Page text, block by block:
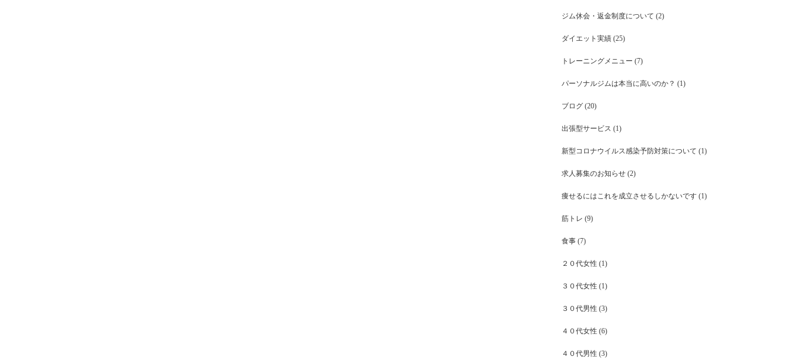
ジム休会・返金制度について (2)
ダイエット実績 (25)
トレーニングメニュー (7)
パーソナルジムは本当に高いのか？ (1)
ブログ (20)
出張型サービス (1)
新型コロナウイルス感染予防対策について (1)
求人募集のお知らせ (2)
痩せるにはこれを成立させるしかないです (1)
筋トレ (9)
食事 (7)
２０代女性 (1)
３０代女性 (1)
３０代男性 (3)
４０代女性 (6)
４０代男性 (3)